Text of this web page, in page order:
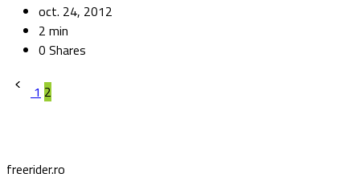
oct. 24, 2012
2 min
0 Shares
Paginație
1 2
freerider.ro